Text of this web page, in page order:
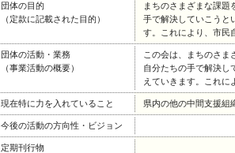
団体の目的
（定款に記載された目的）
まちのさまざまな課題
手で解決していこうと
す。これにより、市民
団体の活動・業務
（事業活動の概要）
この会は、まちのさま
自分たちの手で解決し
えていきます。これに
現在特に力を入れていること 県内の他の中間支援組
今後の活動の方向性・ビジョン
定期刊行物